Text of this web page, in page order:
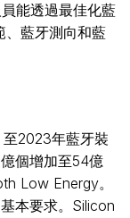
員能透過最佳化藍
、藍牙測向和藍
2023年藍牙裝
個增加至54億
Low Energy。
本要求。Silicon